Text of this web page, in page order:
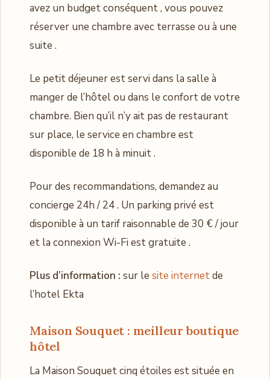
avez un budget conséquent , vous pouvez
réserver une chambre avec terrasse ou à une
suite .
Le petit déjeuner est servi dans la salle à
manger de l’hôtel ou dans le confort de votre
chambre. Bien qu’il n’y ait pas de restaurant
sur place, le service en chambre est
disponible de 18 h à minuit .
Pour des recommandations, demandez au
concierge 24h / 24 . Un parking privé est
disponible à un tarif raisonnable de 30 € / jour
et la connexion Wi-Fi est gratuite .
Plus d’information : sur le site internetde
l’hotel Ekta
Maison Souquet : meilleur boutique
hôtel
La Maison Souquet cinq étoiles est située en